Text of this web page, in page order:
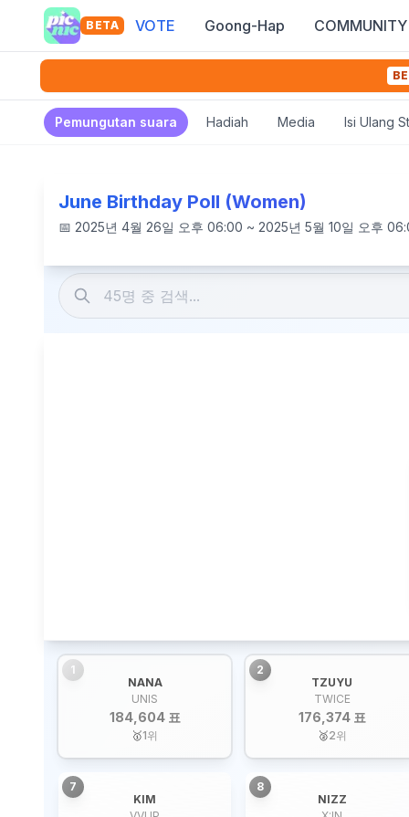
BETA VOTE Goong-Hap COMMUNITY
Pemungutan suara Hadiah Media Isi Ulang
June Birthday Poll (Women)
📅 2025년 4월 26일 오후 06:00 ~ 2025년 5월 10일 오후
1
NANA
UNIS
184,604 표
🥇1위
2
TZUYU
TWICE
176,374 표
🥈2위
7
KIM
8
NIZZ